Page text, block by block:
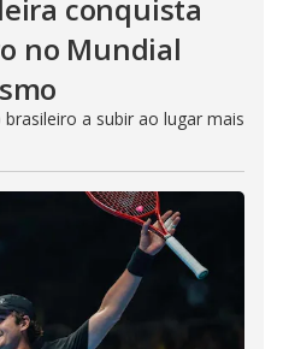
conquista
no Mundial
a subir ao lugar mais